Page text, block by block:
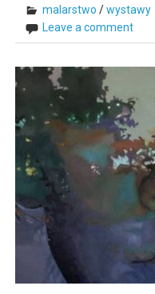
malarstwo /wystawy
Leave a comment